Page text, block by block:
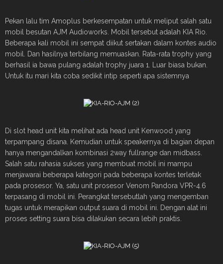
Pekan lalu tim Amoplus berkesempatan untuk meliput salah satu
mobil besutan AJM Audioworks. Mobil tersebut adalah KIA Rio.
Beberapa kali mobil ini sempat diikut sertakan dalam kontes audio
mobil. Dan hasilnya terbilang memuaskan. Rata-rata trophy yang
berhasil ia bawa pulang adalah trophy juara 1. Luar biasa bukan.
Untuk itu mari kita coba sedikit intip seperti apa sistemnya
Di slot head unit kita melihat ada head unit Kenwood yang
terpampang disana. Kemudian untuk speakernya di bagian depan
hanya mengandalkan kombinasi 2way fullrange dan midbass.
Salah satu rahasia sukses yang membuat mobil ini mampu
menjawarai beberapa kategori pada beberapa kontes terletak
pada prosesor. Ya, satu unit prosesor Venom Pandora VPR-4.6
terpasang di mobil ini. Perangkat tersebutlah yang mengemban
tugas untuk merapikan output suara di mobil ini. Dengan alat ini
proses setting suara bisa dilakukan secara lebih praktis.